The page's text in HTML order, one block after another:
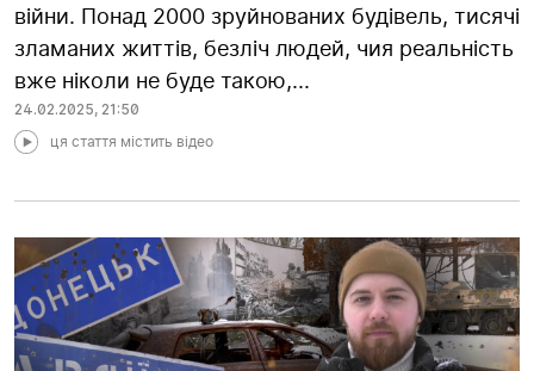
війни. Понад 2000 зруйнованих будівель, тисячі
зламаних життів, безліч людей, чия реальність
вже ніколи не буде такою,...
24.02.2025, 21:50
ця стаття містить відео